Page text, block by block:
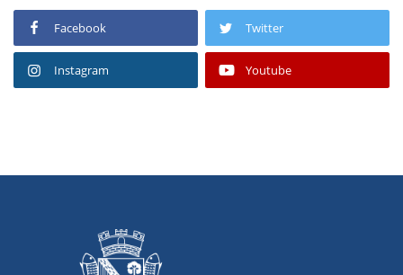
Facebook Twitter
Instagram Youtube